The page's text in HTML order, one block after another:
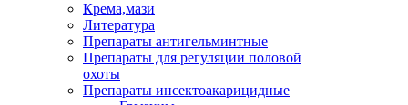
Крема,мази
Литература
Препараты антигельминтные
Препараты для регуляции половой
охоты
Препараты инсектоакарицидные